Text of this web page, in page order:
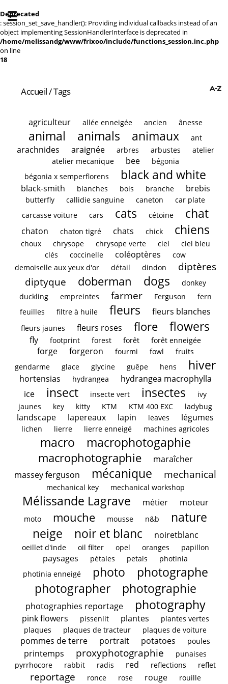
Deprecated
: session_set_save_handler(): Providing individual callbacks instead of an
object implementing SessionHandlerInterface is deprecated in
/home/melissandg/www/frixoo/include/functions_session.inc.php
on line
18
Accueil/ Tags
agriculteur allée enneigée ancien ânesse
animal animals animaux ant
arachnides araignée arbres arbustes
atelier
atelier mecanique
bee
bégonia
bégonia x semperflorens
black and white
black-smith blanches bois branche brebis
butterfly callidie sanguine caneton
car plate
carcasse voiture
cars cats cétoine chat
chaton chaton tigré chats chick chiens
choux chrysope chrysope verte ciel
ciel bleu
clés
coccinelle coléoptères
cow
demoiselle aux yeux d'or
détail dindon
diptères
diptyque
doberman dogs
donkey
duckling
empreintes farmer Ferguson
fern
feuilles
filtre à huile fleurs fleurs blanches
fleurs jaunes fleurs roses flore flowers
fly footprint forest forêt forêt enneigée
forge forgeron fourmi fowl
fruits
gendarme
glace glycine guêpe hens hiver
hortensias hydrangea
hydrangea macrophylla
ice
insect insecte vert insectes
ivy
jaunes
key kitty KTM KTM 400 EXC ladybug
landscape lapereaux lapin leaves légumes
lichen lierre lierre enneigé machines agricoles
macro macrophotogaphie
macrophotographie
maraîcher
massey ferguson
mécanique mechanical
mechanical key mechanical workshop
Mélissande Lagrave métier moteur
moto mouche mousse n&b
nature
neige
noir et blanc noiretblanc
oeillet d'inde oil filter opel oranges papillon
paysages pétales petals
photinia
photinia enneigé
photo
photographe
photographer
photographie
photographies reportage photography
pink flowers pissenlit plantes
plantes vertes
plaques
plaques de tracteur plaques de voiture
pommes de terre portrait potatoes poules
printemps proxyphotographie
punaises
pyrrhocore
rabbit radis red reflections reflet
reportage ronce rose rouge rouille